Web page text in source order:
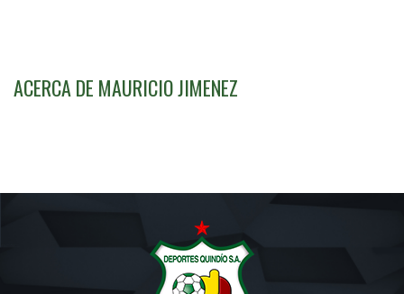
ACERCA DE MAURICIO JIMENEZ